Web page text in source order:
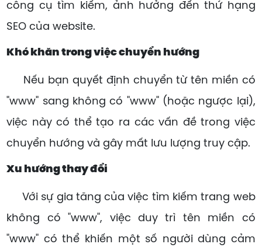
công cụ tìm kiếm, ảnh hưởng đến thứ hạng
SEO của website.
Khó khăn trong việc chuyển hướng
Nếu bạn quyết định chuyển từ tên miền có
"www" sang không có "www" (hoặc ngược lại),
việc này có thể tạo ra các vấn đề trong việc
chuyển hướng và gây mất lưu lượng truy cập.
Xu hướng thay đổi
Với sự gia tăng của việc tìm kiếm trang web
không có "www", việc duy trì tên miền có
"www" có thể khiến một số người dùng cảm